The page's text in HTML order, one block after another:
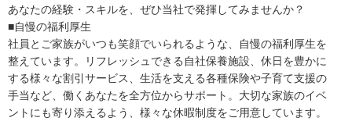
あなたの経験・スキルを、ぜひ当社で発揮してみませんか？
■自慢の福利厚生
社員とご家族がいつも笑顔でいられるような、自慢の福利厚生を
整えています。リフレッシュできる自社保養施設、休日を豊かに
する様々な割引サービス、生活を支える各種保険や子育て支援の
手当など、働くあなたを全方位からサポート。大切な家族のイベ
ントにも寄り添えるよう、様々な休暇制度をご用意しています。